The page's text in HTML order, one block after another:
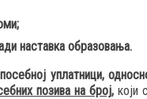
наставка образовања.
уплатници,
позива на број, који